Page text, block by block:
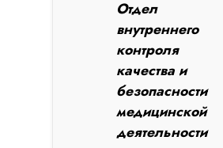
Отдел
внутреннего
контроля
качества и
безопасности
медицинской
деятельности